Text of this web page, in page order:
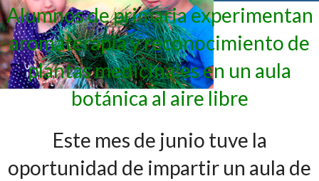
Alumnos de primaria experimentan
aromaterapia y reconocimiento de
plantas medicinales en un aula
botánica al aire libre
Este mes de junio tuve la
oportunidad de impartir un aula de